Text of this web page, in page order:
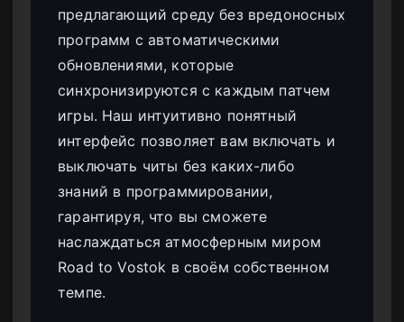
предлагающий среду без вредоносных
программ с автоматическими
обновлениями, которые
синхронизируются с каждым патчем
игры. Наш интуитивно понятный
интерфейс позволяет вам включать и
выключать читы без каких-либо
знаний в программировании,
гарантируя, что вы сможете
наслаждаться атмосферным миром
Road to Vostok в своём собственном
темпе.